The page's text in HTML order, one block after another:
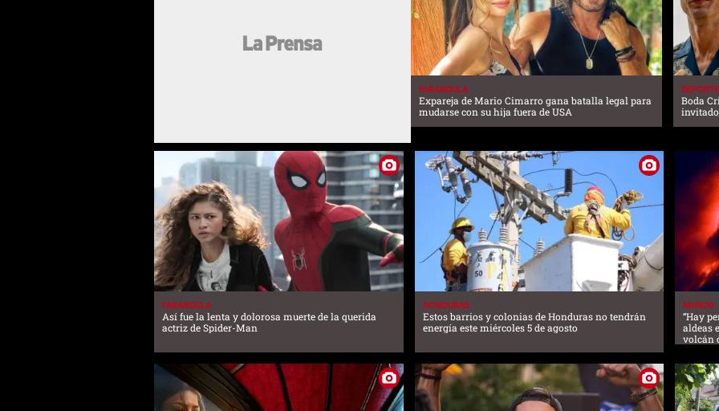
FARANDULA
Expareja de Mario Cimarro gana batalla legal para
mudarse con su hija fuera de USA
Boda
FARANDULA
Así fue la lenta y dolorosa muerte de la querida
actriz de Spider-Man
HONDURAS
Estos barrios y colonias de Honduras no tendrán
energía este miércoles 5 de agosto
MUNDO
“Hay
aldeas
volcán